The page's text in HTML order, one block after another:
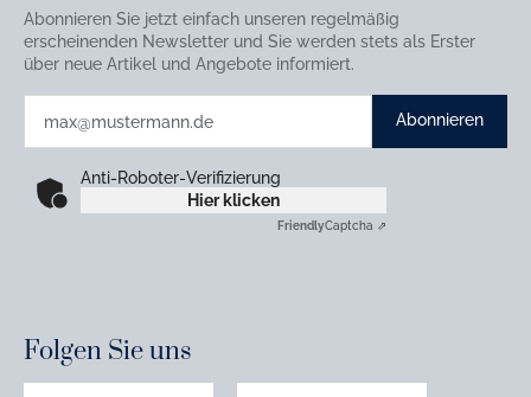
Abonnieren Sie jetzt einfach unseren regelmäßig
erscheinenden Newsletter und Sie werden stets als Erster
über neue Artikel und Angebote informiert.
Abonnieren
Anti-Roboter-Verifizierung
Hier klicken
FriendlyCaptcha ⇗
Folgen Sie uns